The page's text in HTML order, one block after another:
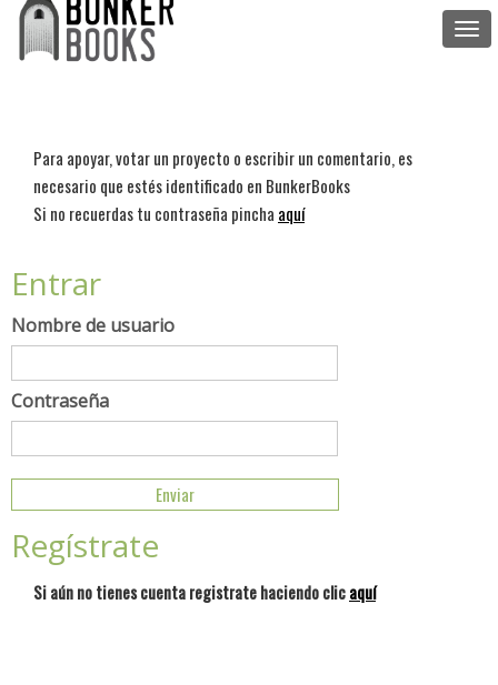
Para apoyar, votar un proyecto o escribir un comentario, es
necesario que estés identificado en BunkerBooks
Si no recuerdas tu contraseña pincha aquí
Entrar
Nombre de usuario
Contraseña
Regístrate
Si aún no tienes cuenta registrate haciendo clicaquí